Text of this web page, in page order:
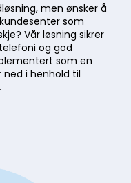
men ønsker å
som
Vår løsning sikrer
og god
som en
ned i henhold til